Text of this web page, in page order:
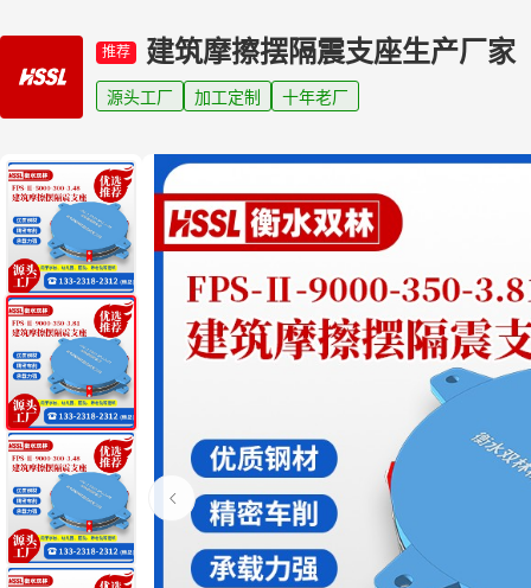
推荐 建筑摩擦摆隔震支座生产厂家
源头工厂 加工定制 十年老厂